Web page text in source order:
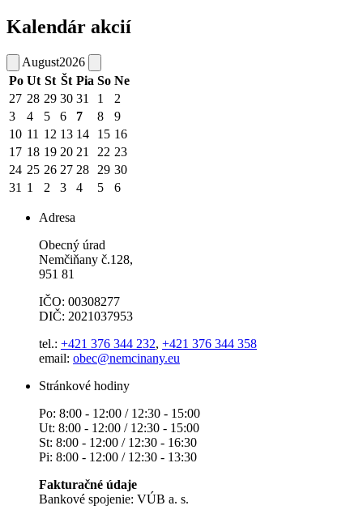
Kalendár akcií
August2026
Po Ut St Št Pia So Ne
27 28 29 30 31 1
2
3
4 5 6 7 8
9
10 11 12 13 14 15 16
17 18 19 20 21 22 23
24 25 26 27 28 29 30
31 1 2 3 4 5 6
Adresa
Obecný úrad
Nemčiňany č.128,
951 81
IČO: 00308277
DIČ: 2021037953
tel.: +421 376 344 232, +421 376 344 358
email: obec@nemcinany.eu
Stránkové hodiny
Po: 8:00 - 12:00 / 12:30 - 15:00
Ut: 8:00 - 12:00 / 12:30 - 15:00
St: 8:00 - 12:00 / 12:30 - 16:30
Pi: 8:00 - 12:00 / 12:30 - 13:30
Fakturačné údaje
Bankové spojenie: VÚB a. s.